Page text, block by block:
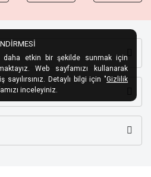
daha etkin bir şekilde sunmak için
Web sayfamızı kullanarak
sayılırsınız. Detaylı bilgi için "Gizlilik
inceleyiniz.